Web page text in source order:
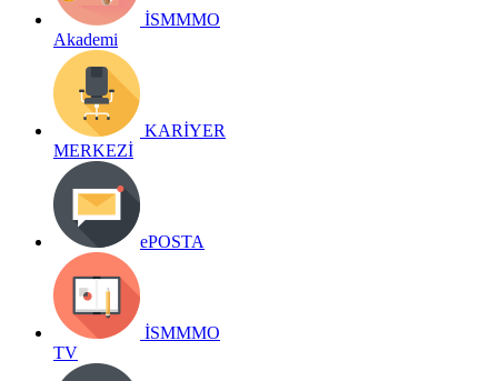
İSMMMO
Akademi
KARİYER
MERKEZİ
ePOSTA
İSMMMO
TV